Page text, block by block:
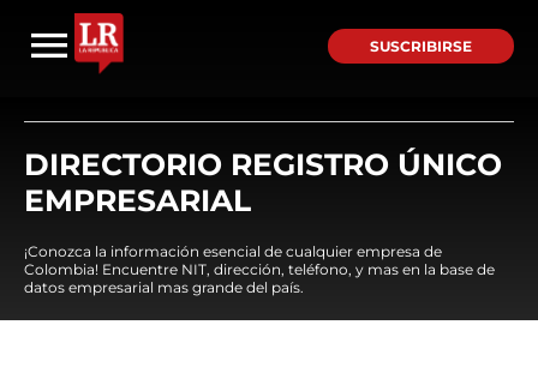
SUSCRIBIRSE
DIRECTORIO REGISTRO ÚNICO
EMPRESARIAL
¡Conozca la información esencial de cualquier empresa de
Colombia! Encuentre NIT, dirección, teléfono, y mas en la base de
datos empresarial mas grande del país.